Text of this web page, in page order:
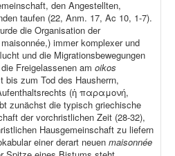
den Angestellten,
taufen (22, Anm. 17, Ac 10, 1-7).
die Organisation der
immer komplexer und
und die Migrationsbewegungen
Freigelassenen am oikos
bis zum Tod des Hausherrn,
(ἡ παραμονή,
zunächst die typisch griechische
der vorchristlichen Zeit (28-32),
Hausgemeinschaft zu liefern
einer derart neuen maisonnée